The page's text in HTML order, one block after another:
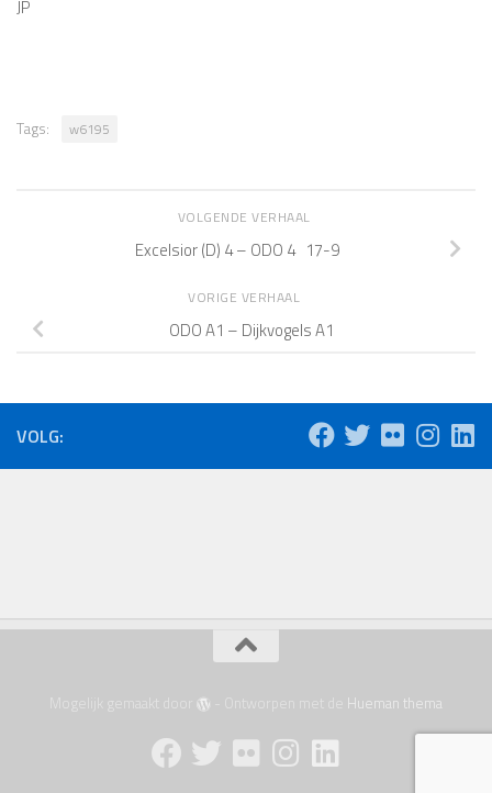
JP
Tags: w6195
VOLGENDE VERHAAL
Excelsior (D) 4 – ODO 4 17-9
VORIGE VERHAAL
ODO A1 – Dijkvogels A1
VOLG:
Mogelijk gemaakt door - Ontworpen met de Hueman thema